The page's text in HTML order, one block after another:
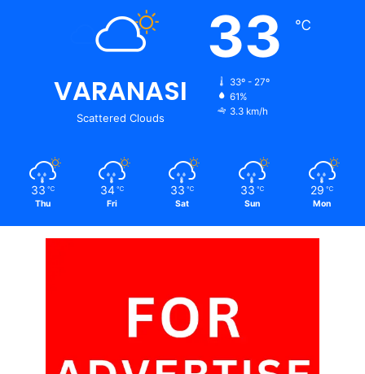
VARANASI
Scattered Clouds
33 ℃
33º - 27º
61%
3.3 km/h
33 ℃
Thu
34 ℃
Fri
33 ℃
Sat
33 ℃
Sun
29 ℃
Mon